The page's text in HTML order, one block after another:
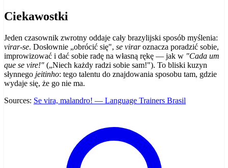
Ciekawostki
Jeden czasownik zwrotny oddaje cały brazylijski sposób myślenia:
virar-se. Dosłownie „obrócić się", se viraroznacza poradzić sobie,
improwizować i dać sobie radę na własną rękę — jak w "Cada um
que se vire!" („Niech każdy radzi sobie sam!"). To bliski kuzyn
słynnego jeitinho: tego talentu do znajdowania sposobu tam, gdzie
wydaje się, że go nie ma.
Sources: Se vira, malandro! — Language Trainers Brasil